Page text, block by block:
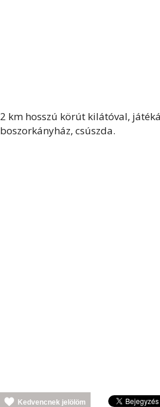
2 km hosszú körút kilátóval,
boszorkányház, csúszda.
Kedvencnek jelölöm